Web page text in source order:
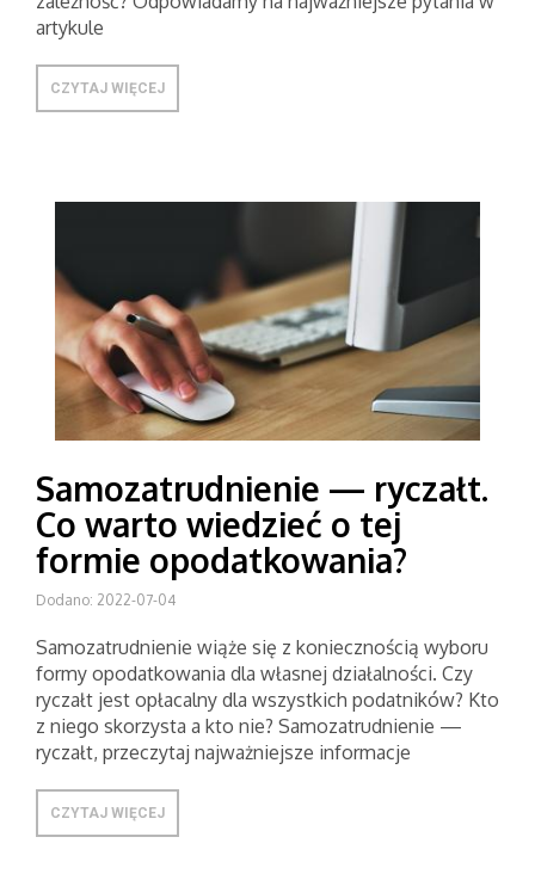
artykule
CZYTAJ WIĘCEJ
Samozatrudnienie — ryczałt.
Co warto wiedzieć o tej
formie opodatkowania?
Dodano: 2022-07-04
Samozatrudnienie wiąże się z koniecznością wyboru
formy opodatkowania dla własnej działalności. Czy
ryczałt jest opłacalny dla wszystkich podatników? Kto
z niego skorzysta a kto nie? Samozatrudnienie —
ryczałt, przeczytaj najważniejsze informacje
CZYTAJ WIĘCEJ